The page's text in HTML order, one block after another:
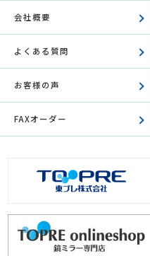
会社概要
よくある質問
お客様の声
FAXオーダー